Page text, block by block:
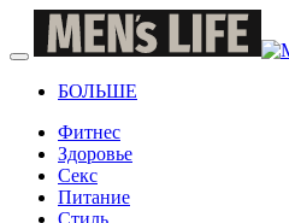
БОЛЬШЕ
Фитнес
Здоровье
Секс
Питание
Стиль